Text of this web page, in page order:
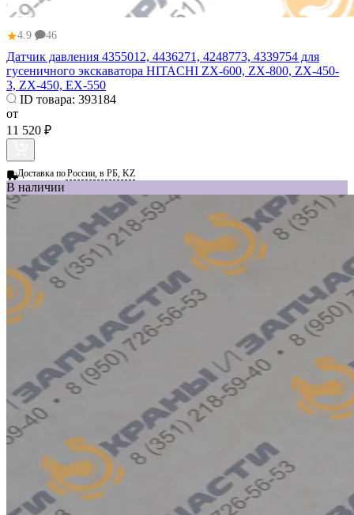
★4.9 46
Датчик давления 4355012, 4436271, 4248773, 4339754 для
гусеничного экскаватора HITACHI ZX-600, ZX-800, ZX-450-
3, ZX-450, EX-550
ID товара: 393184
от
11 520 ₽
Доставка поРоссии, в РБ, KZ
В наличии